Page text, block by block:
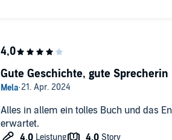
Alles in allem ein tolles Buch und das
erwartet.
Gute Geschichte, gute